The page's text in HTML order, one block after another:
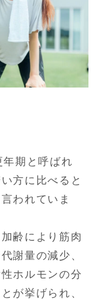
期と呼ばれ
方に比べると
われていま
齢により筋肉
謝量の減少、
ホルモンの分
が挙げられ、